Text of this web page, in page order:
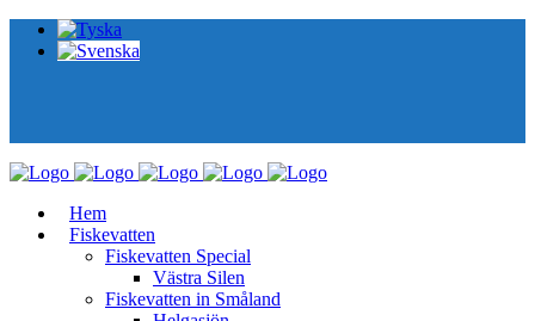
Hem
Fiskevatten
Fiskevatten Special
Västra Silen
Fiskevatten in Småland